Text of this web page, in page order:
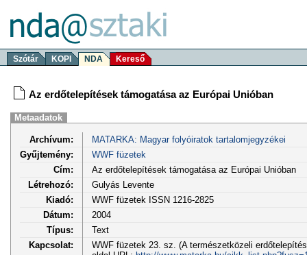
Szótár KOPI NDA Kereső
Az erdőtelepítések támogatása az Európai Unióban
Metaadatok
Archívum:
MATARKA: Magyar folyóiratok tartalomjegyzékei
Gyűjtemény:
WWF füzetek
Cím:
Az erdőtelepítések támogatása az Európai Unióban
Létrehozó:
Gulyás Levente
Kiadó:
WWF füzetek ISSN 1216-2825
Dátum:
2004
Típus:
Text
Kapcsolat:
WWF füzetek 23. sz. (A természetközeli